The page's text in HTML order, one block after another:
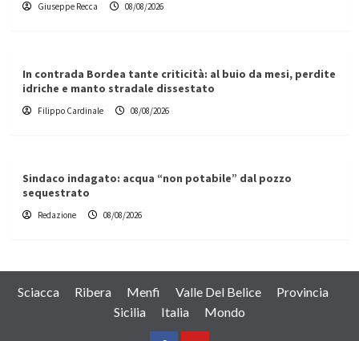
Giuseppe Recca 08/08/2026
In contrada Bordea tante criticità: al buio da mesi, perdite
idriche e manto stradale dissestato
Filippo Cardinale 08/08/2026
Sindaco indagato: acqua “non potabile” dal pozzo
sequestrato
Redazione 08/08/2026
Sciacca Ribera Menfi Valle Del Belice
Provincia
Sicilia
Italia Mondo